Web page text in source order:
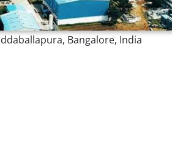
Bangalore, India